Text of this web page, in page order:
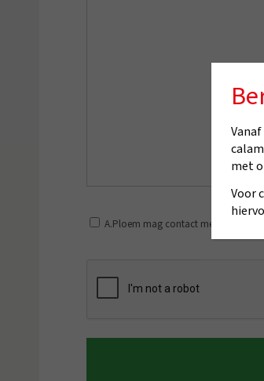
A.Ploem mag contact met mij
met
Voor